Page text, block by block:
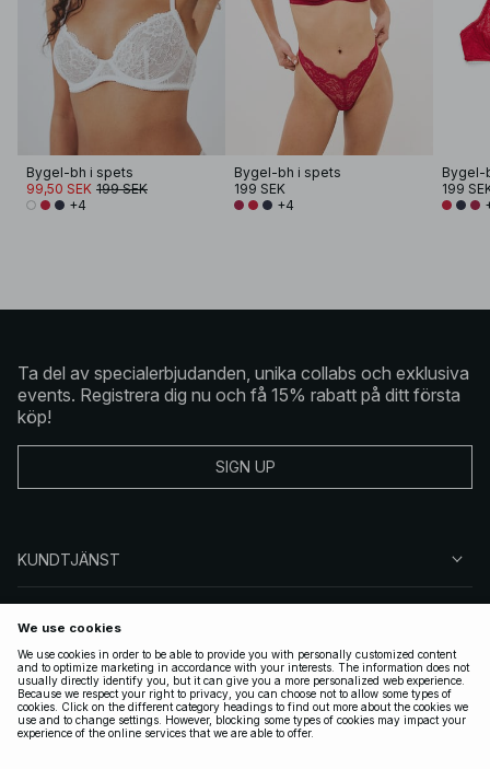
Bygel-bh i spets
99,50 SEK 199 SEK
+4
Bygel-bh i spets
199 SEK
+4
Bygel-
199
Ta del av specialerbjudanden, unika collabs och exklusiva
events. Registrera dig nu och få 15% rabatt på ditt första
köp!
SIGN UP
KUNDTJÄNST
FÖLJ OSS
JURIDISKT